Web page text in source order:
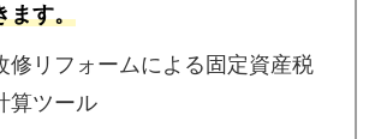
ます。
修リフォームによる固定資産税
算ツール